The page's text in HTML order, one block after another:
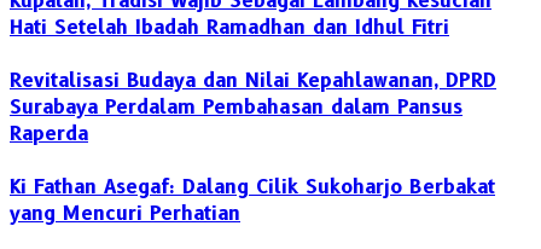
Hati Setelah Ibadah Ramadhan dan Idhul Fitri
Revitalisasi Budaya dan Nilai Kepahlawanan, DPRD
Surabaya Perdalam Pembahasan dalam Pansus
Raperda
Ki Fathan Asegaf: Dalang Cilik Sukoharjo Berbakat
yang Mencuri Perhatian